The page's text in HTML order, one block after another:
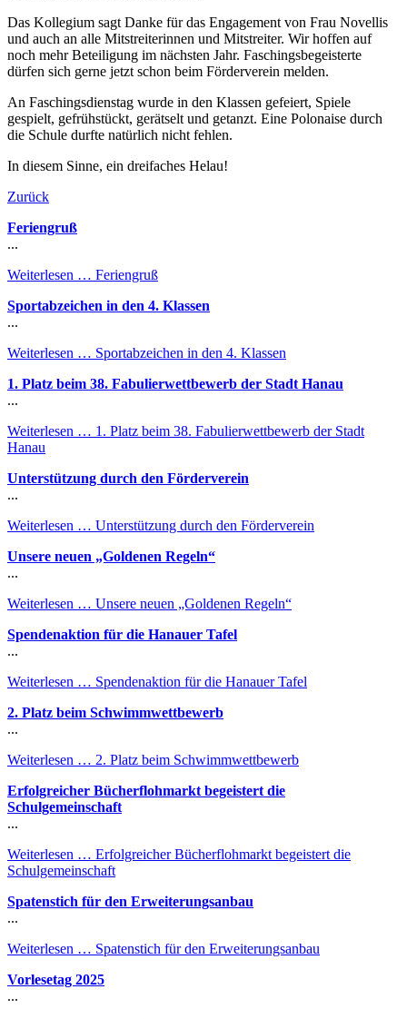
Das Kollegium sagt Danke für das Engagement von Frau Novellis
und auch an alle Mitstreiterinnen und Mitstreiter. Wir hoffen auf
noch mehr Beteiligung im nächsten Jahr. Faschingsbegeisterte
dürfen sich gerne jetzt schon beim Förderverein melden.
An Faschingsdienstag wurde in den Klassen gefeiert, Spiele
gespielt, gefrühstückt, gerätselt und getanzt. Eine Polonaise durch
die Schule durfte natürlich nicht fehlen.
In diesem Sinne, ein dreifaches Helau!
Zurück
Feriengruß
...
Weiterlesen … Feriengruß
Sportabzeichen in den 4. Klassen
...
Weiterlesen … Sportabzeichen in den 4. Klassen
1. Platz beim 38. Fabulierwettbewerb der Stadt Hanau
...
Weiterlesen … 1. Platz beim 38. Fabulierwettbewerb der Stadt
Hanau
Unterstützung durch den Förderverein
...
Weiterlesen … Unterstützung durch den Förderverein
Unsere neuen „Goldenen Regeln“
...
Weiterlesen … Unsere neuen „Goldenen Regeln“
Spendenaktion für die Hanauer Tafel
...
Weiterlesen … Spendenaktion für die Hanauer Tafel
2. Platz beim Schwimmwettbewerb
...
Weiterlesen … 2. Platz beim Schwimmwettbewerb
Erfolgreicher Bücherflohmarkt begeistert die
Schulgemeinschaft
...
Weiterlesen … Erfolgreicher Bücherflohmarkt begeistert die
Schulgemeinschaft
Spatenstich für den Erweiterungsanbau
...
Weiterlesen … Spatenstich für den Erweiterungsanbau
Vorlesetag 2025
...